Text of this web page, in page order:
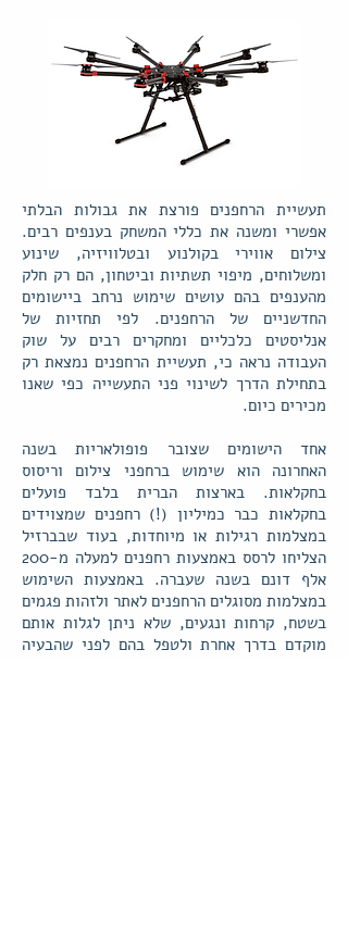
תעשיית הרחפנים פורצת את גבולות הבלתי
אפשרי ומשנה את כללי המשחק בענפים רבים.
צילום אווירי בקולנוע ובטלוויזיה, שינוע
ומשלוחים, מיפוי תשתיות וביטחון, הם רק חלק
מהענפים בהם עושים שימוש נרחב ביישומים
החדשניים של הרחפנים. לפי תחזיות של
אנליסטים כלכליים ומחקרים רבים על שוק
העבודה נראה כי, תעשיית הרחפנים נמצאת רק
בתחילת הדרך לשינוי פני התעשייה כפי שאנו
מכירים כיום.
אחד הישומים שצובר פופולאריות בשנה
האחרונה הוא שימוש ברחפני צילום וריסוס
בחקלאות. בארצות הברית בלבד פועלים
בחקלאות כבר כמיליון (!) רחפנים שמצוידים
במצלמות רגילות או מיוחדות, בעוד שבברזיל
הצליחו לרסס באמצעות רחפנים למעלה מ-200
אלף דונם בשנה שעברה. באמצעות השימוש
במצלמות מסוגלים הרחפנים לאתר ולזהות פגמים
בשטח, קרחות ונגעים, שלא ניתן לגלות אותם
מוקדם בדרך אחרת ולטפל בהם לפני שהבעיה